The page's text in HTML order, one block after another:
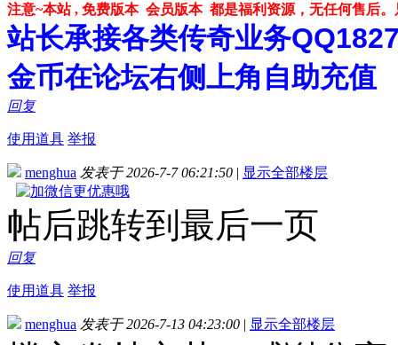
注意~本站 , 免费版本 会员版本 都是福利资源，无任何售后
站长承接各类传奇业务
金币在论坛右侧上角自助充值
回复
使用道具 举报
menghua 发表于 2026-7-7 06:21:50 | 显示全部楼层
帖后跳转到最后一页
回复
使用道具 举报
menghua 发表于 2026-7-13 04:23:00 | 显示全部楼层